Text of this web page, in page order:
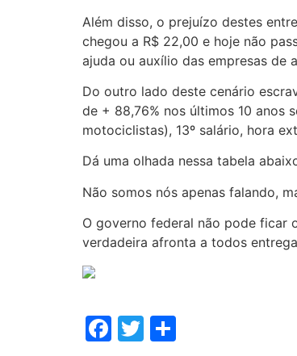
Além disso, o prejuízo destes
chegou a R$ 22,00 e hoje não
ajuda ou auxílio das empresas de
Do outro lado deste cenário
de + 88,76% nos últimos 10 anos
motociclistas), 13º salário, hora
Dá uma olhada nessa tabela
Não somos nós apenas falando,
O governo federal não pode ficar
verdadeira afronta a todos
Facebook
Twitter